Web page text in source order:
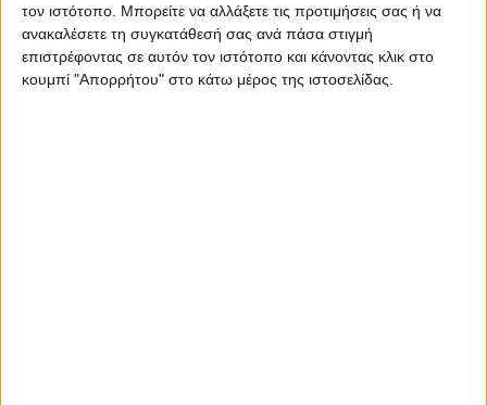
τον ιστότοπο. Μπορείτε να αλλάξετε τις προτιμήσεις σας ή να
ανακαλέσετε τη συγκατάθεσή σας ανά πάσα στιγμή
επιστρέφοντας σε αυτόν τον ιστότοπο και κάνοντας κλικ στο
κουμπί "Απορρήτου" στο κάτω μέρος της ιστοσελίδας.
σε ανοδική πορεία φαίνεται πως κινείται η
Πλεύση Ελευθερίας με 4,4%.